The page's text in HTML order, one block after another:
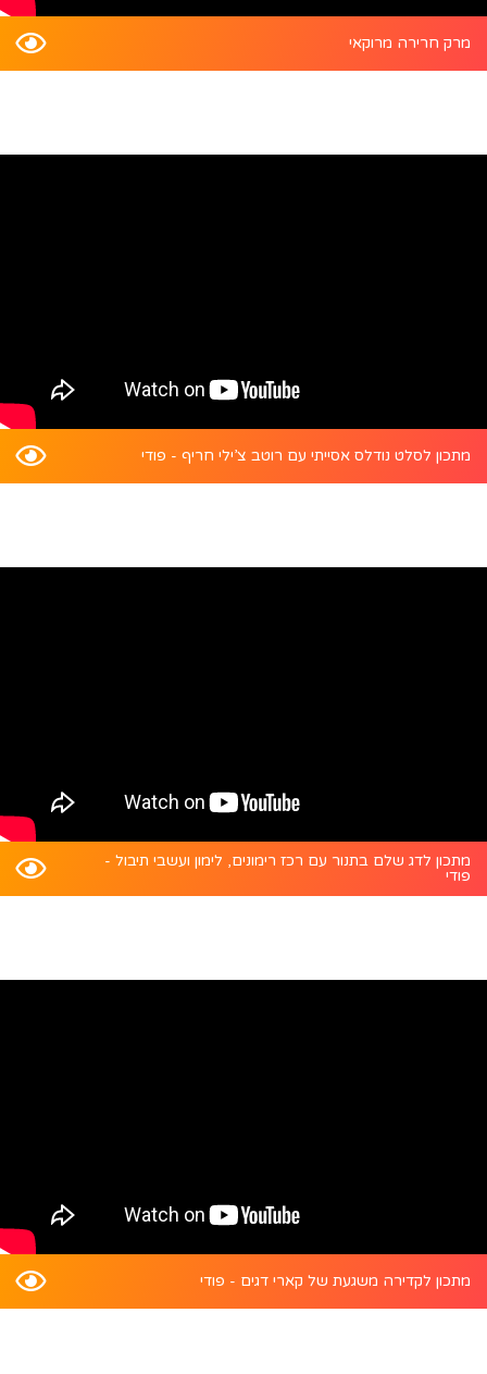
מרק חרירה מרוקאי
מתכון לסלט נודלס אסייתי עם רוטב צ’ילי חריף - פודי
מתכון לדג שלם בתנור עם רכז רימונים, לימון ועשבי תיבול -
פודי
מתכון לקדירה משגעת של קארי דגים - פודי